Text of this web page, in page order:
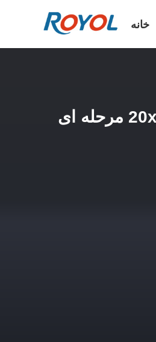
خانه
محفظه های فیلتر آب آبی بزرگ 20x4.5 3 مرحله ای